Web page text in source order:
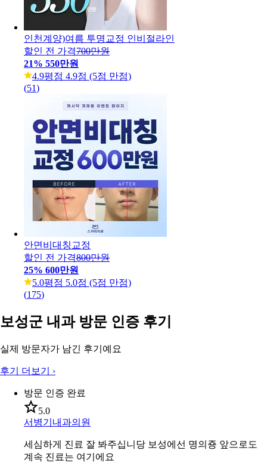
인천계양)여름 투명교정 인비절라인
할인 전 가격700만원
21% 550만원
4.9평점 4.9점 (5점 만점)
(51)
안면비대칭교정
할인 전 가격800만원
25% 600만원
5.0평점 5.0점 (5점 만점)
(175)
보성군 내과 방문 인증 후기
실제 방문자가 남긴 후기예요
후기 더보기 ›
방문 인증 완료
5.0
서병기내과의원
세심하게 진료 잘 봐주십니당 보성에선 명의죵 앞으로도
계속 진료는 여기에요